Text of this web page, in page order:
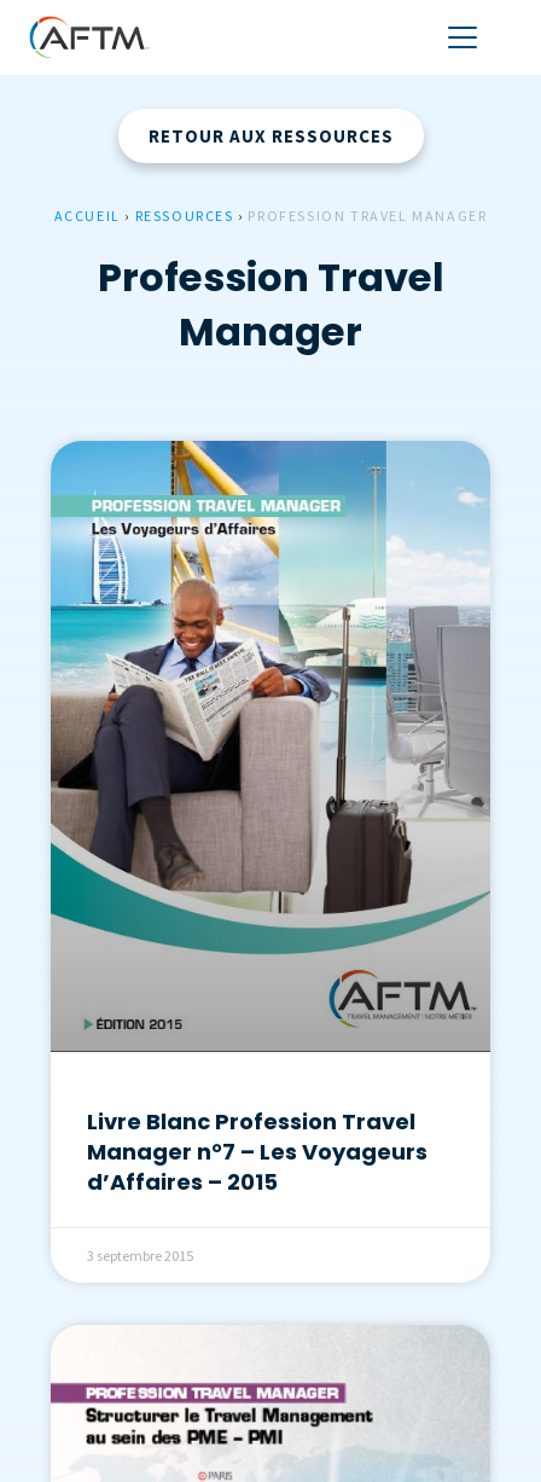
RETOUR AUX RESSOURCES
ACCUEIL › RESSOURCES › PROFESSION TRAVEL MANAGER
Profession Travel
Manager
Livre Blanc Profession Travel
Manager n°7 – Les Voyageurs
d’Affaires – 2015
3 septembre 2015